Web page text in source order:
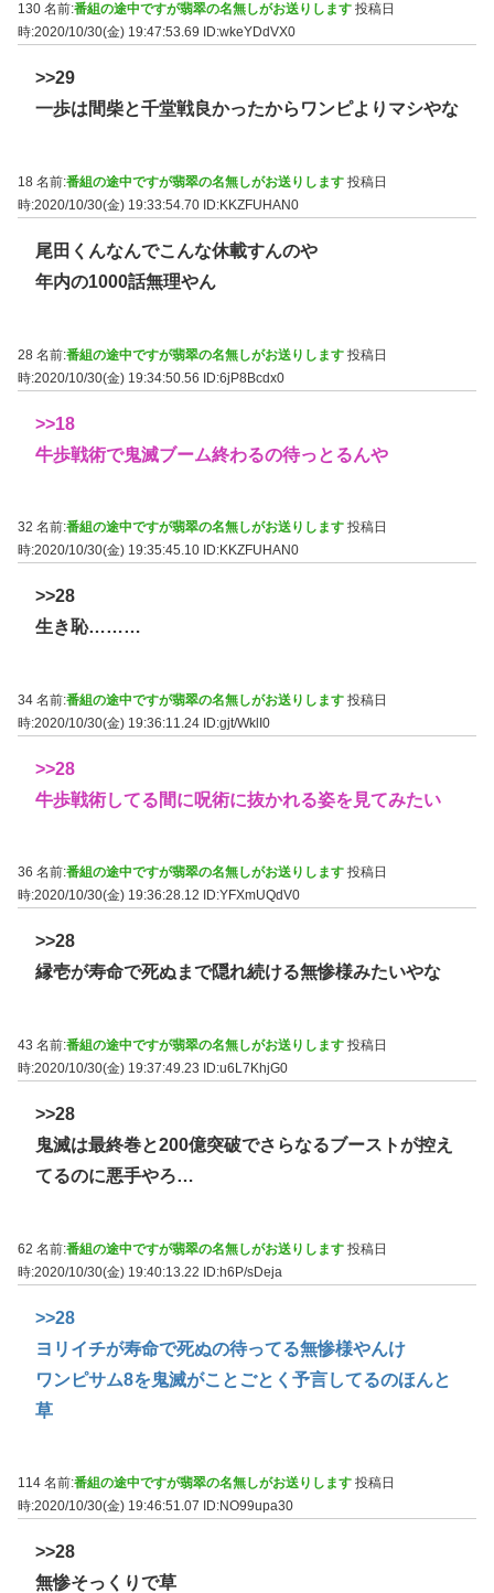
130 名前:番組の途中ですが翡翠の名無しがお送りします 投稿日
時:2020/10/30(金) 19:47:53.69
ID:wkeYDdVX0
>>29
一歩は間柴と千堂戦良かったからワンピよりマシやな
18 名前:番組の途中ですが翡翠の名無しがお送りします 投稿日
時:2020/10/30(金) 19:33:54.70 ID:KKZFUHAN0
尾田くんなんでこんな休載すんのや
年内の1000話無理やん
28 名前:番組の途中ですが翡翠の名無しがお送りします 投稿日
時:2020/10/30(金) 19:34:50.56 ID:6jP8Bcdx0
>>18
牛歩戦術で鬼滅ブーム終わるの待っとるんや
32 名前:番組の途中ですが翡翠の名無しがお送りします 投稿日
時:2020/10/30(金) 19:35:45.10 ID:KKZFUHAN0
>>28
生き恥………
34 名前:番組の途中ですが翡翠の名無しがお送りします 投稿日
時:2020/10/30(金) 19:36:11.24 ID:gjt/WklI0
>>28
牛歩戦術してる間に呪術に抜かれる姿を見てみたい
36 名前:番組の途中ですが翡翠の名無しがお送りします 投稿日
時:2020/10/30(金) 19:36:28.12
ID:YFXmUQdV0
>>28
縁壱が寿命で死ぬまで隠れ続ける無惨様みたいやな
43 名前:番組の途中ですが翡翠の名無しがお送りします 投稿日
時:2020/10/30(金) 19:37:49.23
ID:u6L7KhjG0
>>28
鬼滅は最終巻と200億突破でさらなるブーストが控え
てるのに悪手やろ…
62 名前:番組の途中ですが翡翠の名無しがお送りします 投稿日
時:2020/10/30(金) 19:40:13.22 ID:h6P/sDeja
>>28
ヨリイチが寿命で死ぬの待ってる無惨様やんけ
ワンピサム8を鬼滅がことごとく予言してるのほんと
草
114 名前:番組の途中ですが翡翠の名無しがお送りします 投稿日
時:2020/10/30(金) 19:46:51.07
ID:NO99upa30
>>28
無惨そっくりで草